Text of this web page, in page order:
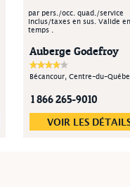
par pers./occ. quad./service
inclus/taxes en sus. Valide
temps .
Auberge Godefroy
Bécancour, Centre-du-
1 866 265-9010
VOIR LES